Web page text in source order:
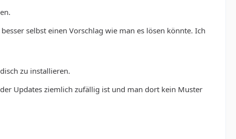
selbst einen Vorschlag wie man es lösen könnte. Ich
zu installieren.
Updates ziemlich zufällig ist und man dort kein Muster